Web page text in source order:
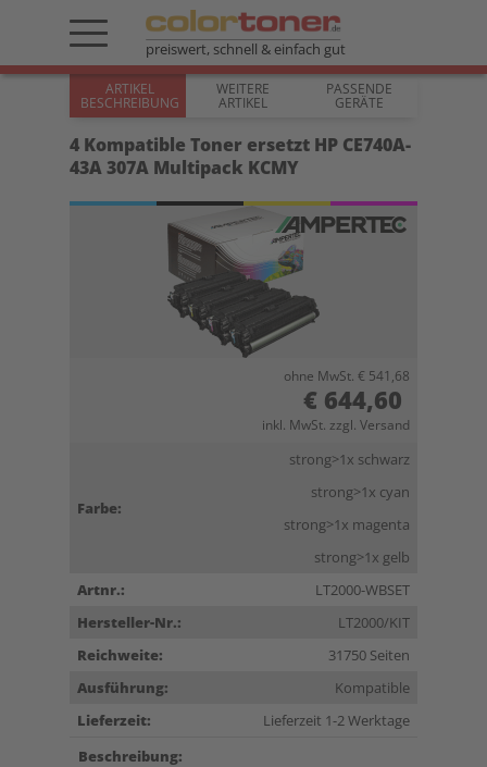
preiswert, schnell & einfach gut
ARTIKEL
BESCHREIBUNG
WEITERE
ARTIKEL
PASSENDE
GERÄTE
4 Kompatible Toner ersetzt HP CE740A-
43A 307A Multipack KCMY
ohne MwSt. € 541,68
€ 644,60
inkl. MwSt. zzgl. Versand
Farbe:
strong>1x schwarz
strong>1x cyan
strong>1x magenta
strong>1x gelb
Artnr.:
LT2000-WBSET
Hersteller-Nr.:
LT2000/KIT
Reichweite:
31750 Seiten
Ausführung:
Kompatible
Lieferzeit:
Lieferzeit 1-2 Werktage
Beschreibung: